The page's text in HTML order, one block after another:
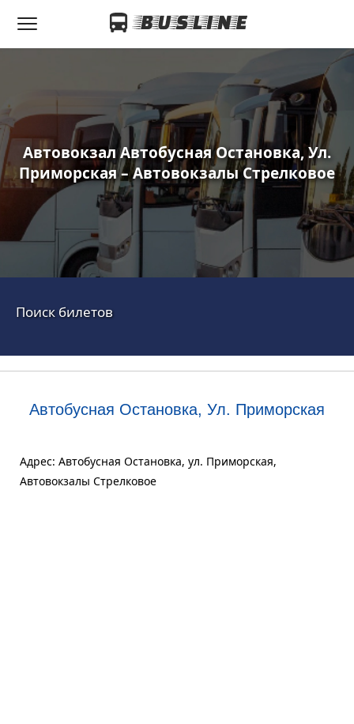
Автовокзал Автобусная Остановка, Ул.
Приморская – Автовокзалы Стрелковое
Поиск билетов
Автобусная Остановка, Ул. Приморская
Адрес: Автобусная Остановка, ул. Приморская,
Автовокзалы Стрелковое